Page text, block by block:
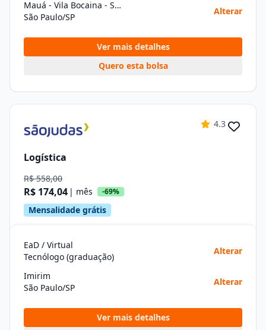
Mauá - Vila Bocaina - São Paulo
São Paulo/SP
Alterar
Ver mais detalhes
Quero esta bolsa
4.3
Logística
R$ 558,00
R$ 174,04 | mês -69%
Mensalidade grátis
EaD / Virtual
Tecnólogo (graduação)
Alterar
Imirim
São Paulo/SP
Alterar
Ver mais detalhes